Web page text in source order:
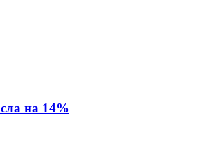
на 14%